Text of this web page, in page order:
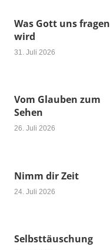
Was Gott uns fragen
wird
31. Juli 2026
Vom Glauben zum
Sehen
26. Juli 2026
Nimm dir Zeit
24. Juli 2026
Selbsttäuschung